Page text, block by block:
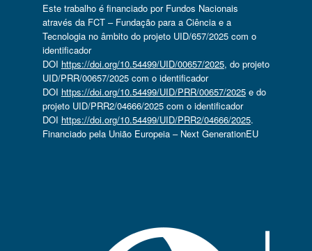
Este trabalho é financiado por Fundos Nacionais
através da FCT – Fundação para a Ciência e a
Tecnologia no âmbito do projeto UID/657/2025 com o
identificador
DOI https://doi.org/10.54499/UID/00657/2025, do projeto
UID/PRR/00657/2025 com o identificador
DOI https://doi.org/10.54499/UID/PRR/00657/2025e do
projeto UID/PRR2/04666/2025 com o identificador
DOI https://doi.org/10.54499/UID/PRR2/04666/2025.
Financiado pela União Europeia – Next GenerationEU